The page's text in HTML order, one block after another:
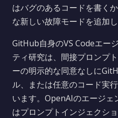
はバグのあるコードを書く
な新しい故障モードを追加
GitHub自身のVS Codeエー
ティ研究は、間接プロンプ
ーの明示的な同意なしに
ル、または任意のコード実
います。OpenAIのエージェ
はプロンプトインジェクシ